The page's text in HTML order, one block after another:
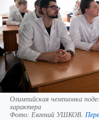
Олимпийская чемпионка
характера
Фото: Евгений УШКОВ.